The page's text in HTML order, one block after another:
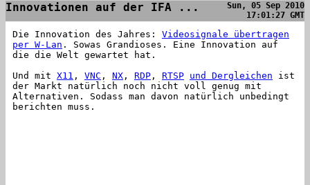
Innovationen auf der IFA ...
Sun, 05 Sep 2010
17:01:27 GMT
Die Innovation des Jahres: Videosignale übertragen
per W-Lan . Sowas Grandioses. Eine Innovation auf
die die Welt gewartet hat.
Und mit X11 , VNC , NX , RDP , RTSP und Dergleichen ist
der Markt natürlich noch nicht voll genug mit
Alternativen. Sodass man davon natürlich unbedingt
berichten muss.